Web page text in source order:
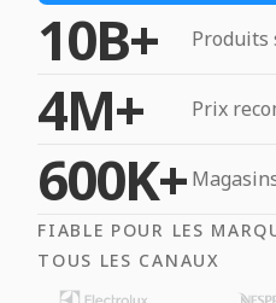
10B+ Produits
4M+ Prix
600K+
FIABLE POUR LES
TOUS LES CANAUX